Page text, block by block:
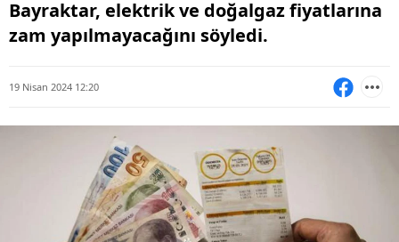
Bayraktar, elektrik ve doğalgaz fiyatlarına
zam yapılmayacağını söyledi.
19 Nisan 2024 12:20